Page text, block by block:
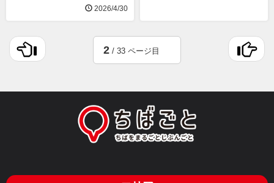
2026/4/30
2 / 33 ページ目